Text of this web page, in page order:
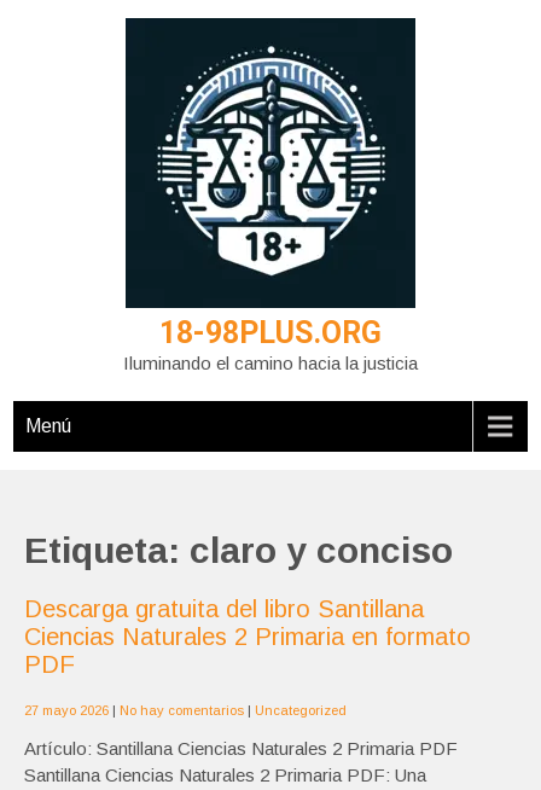
18-98PLUS.ORG
Iluminando el camino hacia la justicia
Menú
Etiqueta: claro y conciso
Descarga gratuita del libro Santillana
Ciencias Naturales 2 Primaria en formato
PDF
27 mayo 2026 | No hay comentarios | Uncategorized
Artículo: Santillana Ciencias Naturales 2 Primaria PDF
Santillana Ciencias Naturales 2 Primaria PDF: Una